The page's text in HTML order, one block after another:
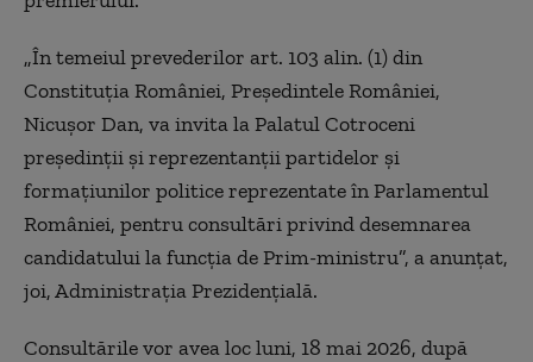
„În temeiul prevederilor art. 103 alin. (1) din
Constituţia României, Preşedintele României,
Nicuşor Dan, va invita la Palatul Cotroceni
preşedinţii şi reprezentanţii partidelor şi
formaţiunilor politice reprezentate în Parlamentul
României, pentru consultări privind desemnarea
candidatului la funcţia de Prim-ministru”, a anunțat,
joi, Administraţia Prezidenţială.
Consultările vor avea loc luni, 18 mai 2026, după